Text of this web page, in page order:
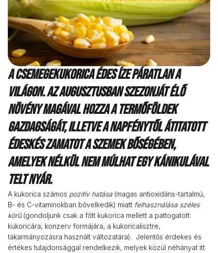
A csemegekukorica édes íze páratlan a
világon. Az augusztusban szezonját élő
növény magával hozza a termőföldek
gazdagságát, illetve a napfénytől átitatott
édeskés zamatot a szemek bőségében,
amelyek nélkül nem múlhat egy kánikulával
telt nyár.
A kukorica számos pozitív hatása (magas antioxidáns-tartalmú,
B- és C-vitaminokban bővelkedik) miatt felhasználása széles
körű(gondoljunk csak a főtt kukorica mellett a pattogatott
kukoricára, konzerv formájára, a kukoricalisztre,
takarmányozásra használt változatára). Jelentős érdekes és
értékes tulajdonsággal rendelkezik, melyek közül néhányat itt